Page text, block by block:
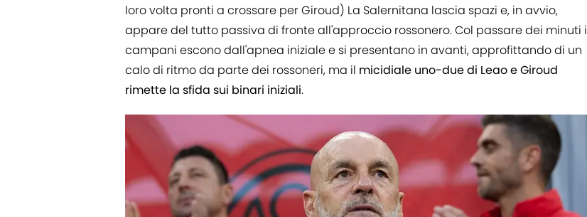
loro volta pronti a crossare per Giroud) La Salernitana lascia spazi e, in avvio,
appare del tutto passiva di fronte all'approccio rossonero. Col passare dei minuti i
campani escono dall'apnea iniziale e si presentano in avanti, approfittando di un
calo di ritmo da parte dei rossoneri, ma il micidiale uno-due di Leao e Giroud
rimette la sfida sui binari iniziali.